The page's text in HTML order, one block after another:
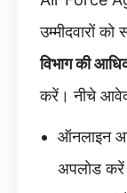
उम्मीदवारों
विभाग की
करें। नीचे
ऑनलाइन
अपलोड